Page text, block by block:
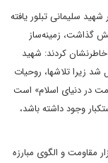
سلیمانی تبلور یافته
گذاشت، زمینه‌ساز
کردند: شهید
زیرا تلاشها، روحیات
در دنیای اسلام» است
وجود داشته باشد،
مقاومت و الگوی مبارزه